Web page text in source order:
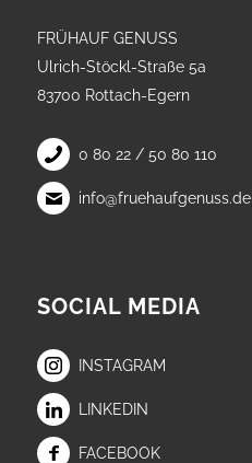
FRÜHAUF GENUSS
Ulrich-Stöckl-Straße 5a
83700 Rottach-Egern
0 80 22 / 50 80 110
info@fruehaufgenuss.de
SOCIAL MEDIA
INSTAGRAM
LINKEDIN
FACEBOOK